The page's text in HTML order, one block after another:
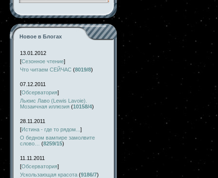
Новое в Блогах
13.01.2012
[Сезонное чтение]
Что читаем СЕЙЧАС (8019/8)
07.12.2011
[Обсерватория]
Льюис Лаво (Lewis Lavoie).
Мозаичная иллюзия (10158/4)
28.11.2011
[Истина - где то рядом... ]
О бедном вампире замолвите
слово…
(8259/15)
11.11.2011
[Обсерватория]
Ускользающая красота (9186/7)